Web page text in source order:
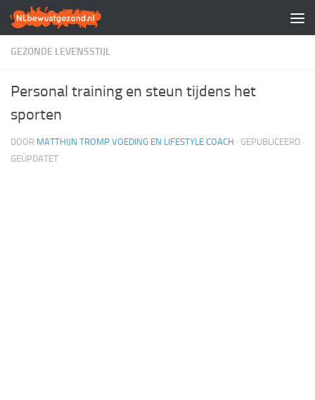
Doorgaan naar inhoud
GEZONDE LEVENSSTIJL
Personal training en steun tijdens het
sporten
DOOR MATTHIJN TROMP VOEDING EN LIFESTYLE COACH · GEPUBLICEERD ·
GEÜPDATET